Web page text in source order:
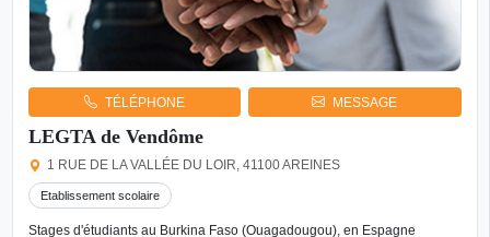
TÉLÉPHONE MESSAGE
LEGTA de Vendôme
1 RUE DE LA VALLÉE DU LOIR, 41100 AREINES
Etablissement scolaire
Stages d'étudiants au Burkina Faso (Ouagadougou), en Espagne